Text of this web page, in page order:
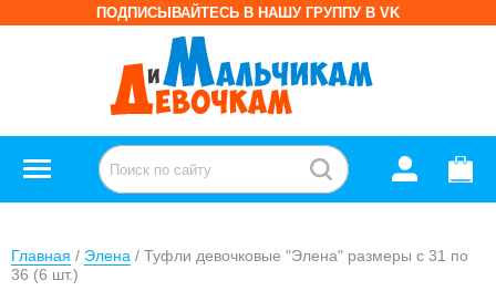
ПОДПИСЫВАЙТЕСЬ В НАШУ ГРУППУ В VK
Главная / Элена / Туфли девочковые "Элена" размеры с 31 по
36 (6 шт.)